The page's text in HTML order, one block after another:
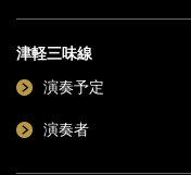
津軽三味線
演奏予定
演奏者